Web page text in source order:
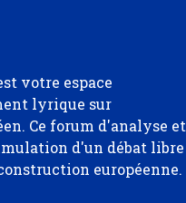
votre espace
lyrique sur
Ce forum d'analyse et
d'un débat libre
européenne.